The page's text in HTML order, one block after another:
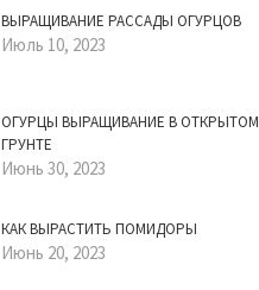
ВЫРАЩИВАНИЕ РАССАДЫ ОГУРЦОВ
Июль 10, 2023
ОГУРЦЫ ВЫРАЩИВАНИЕ В ОТКРЫТОМ
ГРУНТЕ
Июнь 30, 2023
КАК ВЫРАСТИТЬ ПОМИДОРЫ
Июнь 20, 2023